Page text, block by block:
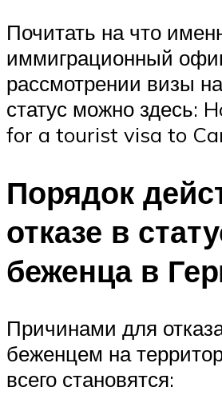
Почитать на что
иммиграционный
рассмотрении визы
статус можно здесь:
for a tourist visa to
Порядок
отказе в
беженца в
Причинами для
беженцем на
всего становятся: